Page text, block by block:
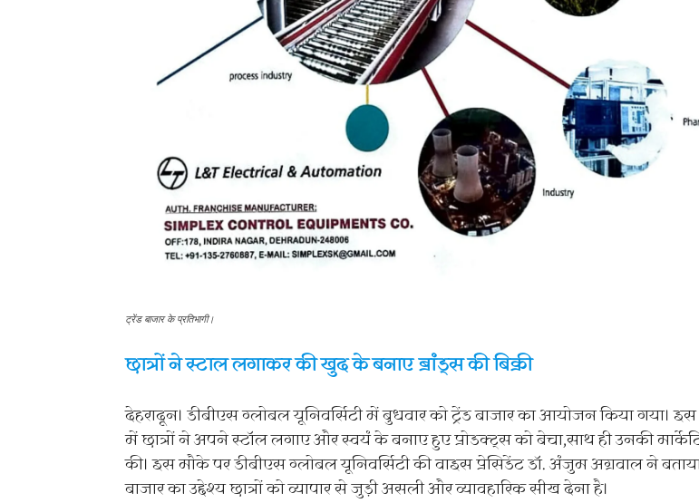
ट्रेंड बाजार के प्रतिभागी।
छात्रों ने स्टाल लगाकर की खुद के बनाए ब्रांड्स की बिक्री
देहरादून। डीबीएस ग्लोबल यूनिवर्सिटी में बुधवार को ट्रेंड बाजार का आयोजन किया गया। इस
में छात्रों ने अपने स्टॉल लगाए और स्वयं के बनाए हुए प्रोडक्ट्स को बेचा,साथ ही उनकी
की। इस मौके पर डीबीएस ग्लोबल यूनिवर्सिटी की वाइस प्रेसिडेंट डॉ. अंजुम अग्रवाल ने
बाजार का उद्देश्य छात्रों को व्यापार से जुड़ी असली और व्यावहारिक सीख देना है।